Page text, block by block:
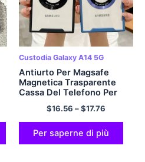
Custodia Galaxy A14 5G
Antiurto Per Magsafe
Magnetica Trasparente
Cassa Del Telefono Per
Samsung Galaxy S23 S22
Ultra Plus A54 A34 A14
A52 A53 A32 A33 5G
Duro Della Copertura
$16.56 –$17.76
Per saperne di più